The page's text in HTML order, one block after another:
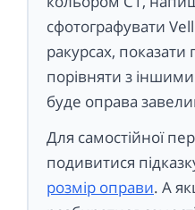
сфотографувати
ракурсах, показати
порівняти з іншими
буде оправа
Для самостійної
подивитися
розмір оправи. А